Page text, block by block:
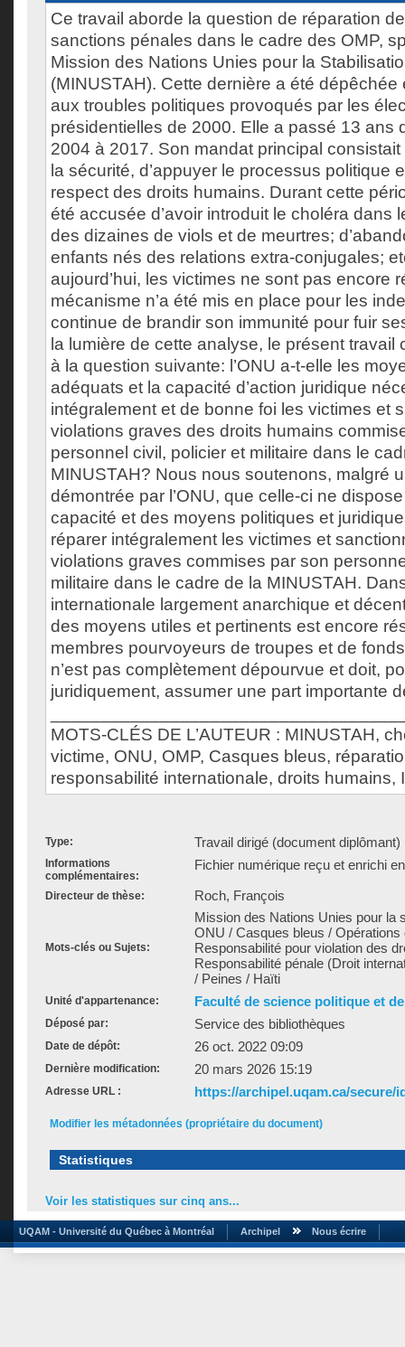
Ce travail aborde la question de réparation
sanctions pénales dans le cadre des OMP,
Mission des Nations Unies pour la
(MINUSTAH). Cette dernière a été
aux troubles politiques provoqués par les
présidentielles de 2000. Elle a passé 13 ans
2004 à 2017. Son mandat principal
la sécurité, d’appuyer le processus politique
respect des droits humains. Durant cette
été accusée d’avoir introduit le choléra dans
des dizaines de viols et de meurtres;
enfants nés des relations extra-conjugales;
aujourd’hui, les victimes ne sont pas encore
mécanisme n’a été mis en place pour les
continue de brandir son immunité pour fuir
la lumière de cette analyse, le présent travail
à la question suivante: l’ONU a-t-elle les
adéquats et la capacité d’action juridique
intégralement et de bonne foi les victimes et
violations graves des droits humains
personnel civil, policier et militaire dans le
MINUSTAH? Nous nous soutenons, malgré
démontrée par l’ONU, que celle-ci ne
capacité et des moyens politiques et
réparer intégralement les victimes et
violations graves commises par son
militaire dans le cadre de la MINUSTAH.
internationale largement anarchique et
des moyens utiles et pertinents est encore
membres pourvoyeurs de troupes et de
n’est pas complètement dépourvue et doit,
juridiquement, assumer une part importante
MOTS-CLÉS DE L’AUTEUR : MINUSTAH,
victime, ONU, OMP, Casques bleus,
responsabilité internationale, droits humains,
Type: Travail dirigé (document diplômant)
Informations
complémentaires:
Fichier numérique reçu et enrichi
Directeur de thèse: Roch, François
Mots-clés ou Sujets:
Mission des Nations Unies pour la
ONU / Casques bleus / Opérations
Responsabilité pour violation des
Responsabilité pénale (Droit
/ Peines / Haïti
Unité d'appartenance: Faculté de science politique et
Déposé par: Service des bibliothèques
Date de dépôt: 26 oct. 2022 09:09
Dernière modification: 20 mars 2026 15:19
Adresse URL : https://archipel.uqam.ca/secure/
Modifier les métadonnées (propriétaire du document)
Statistiques
Voir les statistiques sur cinq ans...
UQAM - Université du Québec à Montréal Archipel Nous écrire